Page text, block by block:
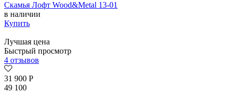
Скамья Лофт Wood&Metal 13-01
в наличии
Купить
Лучшая цена
Быстрый просмотр
4 отзывов
31 900 Р
49 100